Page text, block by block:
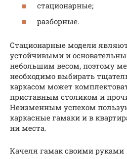
стационарные;
разборные.
Стационарные модели
устойчивыми и
небольшим весом, поэтому
необходимо выбирать
каркасом может
приставным столиком и
Неизменным успехом
каркасные гамаки и в
ни места.
Качеля гамак своими руками